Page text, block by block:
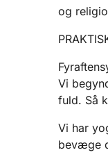
og
Vi
fuld. Så
Vi har
bevæge